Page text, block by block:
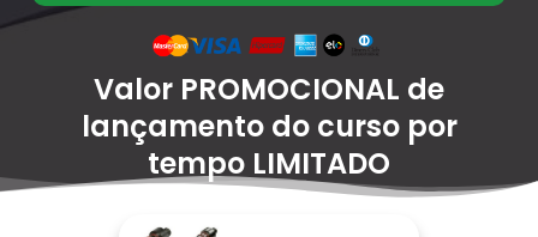
Valor PROMOCIONAL de
lançamento do curso por
tempo LIMITADO